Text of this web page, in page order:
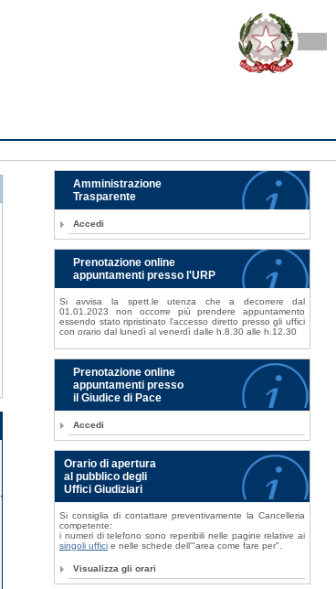
Amministrazione
Trasparente
Accedi
Prenotazione online
appuntamenti presso l'URP
Si avvisa la spett.le utenza che a decorrere dal
01.01.2023 non occorre più prendere appuntamento
essendo stato ripristinato l'accesso diretto presso gli uffici
con orario dal lunedì al venerdì dalle h.8.30 alle h.12.30
Prenotazione online
appuntamenti presso
il Giudice di Pace
Accedi
Orario di apertura
al pubblico degli
Uffici Giudiziari
Si consiglia di contattare preventivamente la Cancelleria
competente:
i numeri di telefono sono reperibili nelle pagine relative ai
singoli ufficie nelle schede dell'"area come fare per".
Visualizza gli orari